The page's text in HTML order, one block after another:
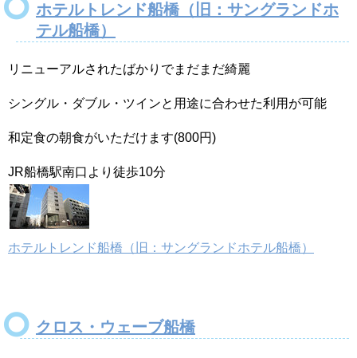
ホテルトレンド船橋（旧：サングランドホ
テル船橋）
リニューアルされたばかりでまだまだ綺麗
シングル・ダブル・ツインと用途に合わせた利用が可能
和定食の朝食がいただけます(800円)
JR船橋駅南口より徒歩10分
ホテルトレンド船橋（旧：サングランドホテル船橋）
クロス・ウェーブ船橋